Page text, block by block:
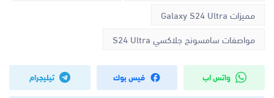
مميزات Galaxy S24 Ultra
مواصفات سامسونج جلاكسي S24 Ultra
واتس اب فيس بوك تيليجرام